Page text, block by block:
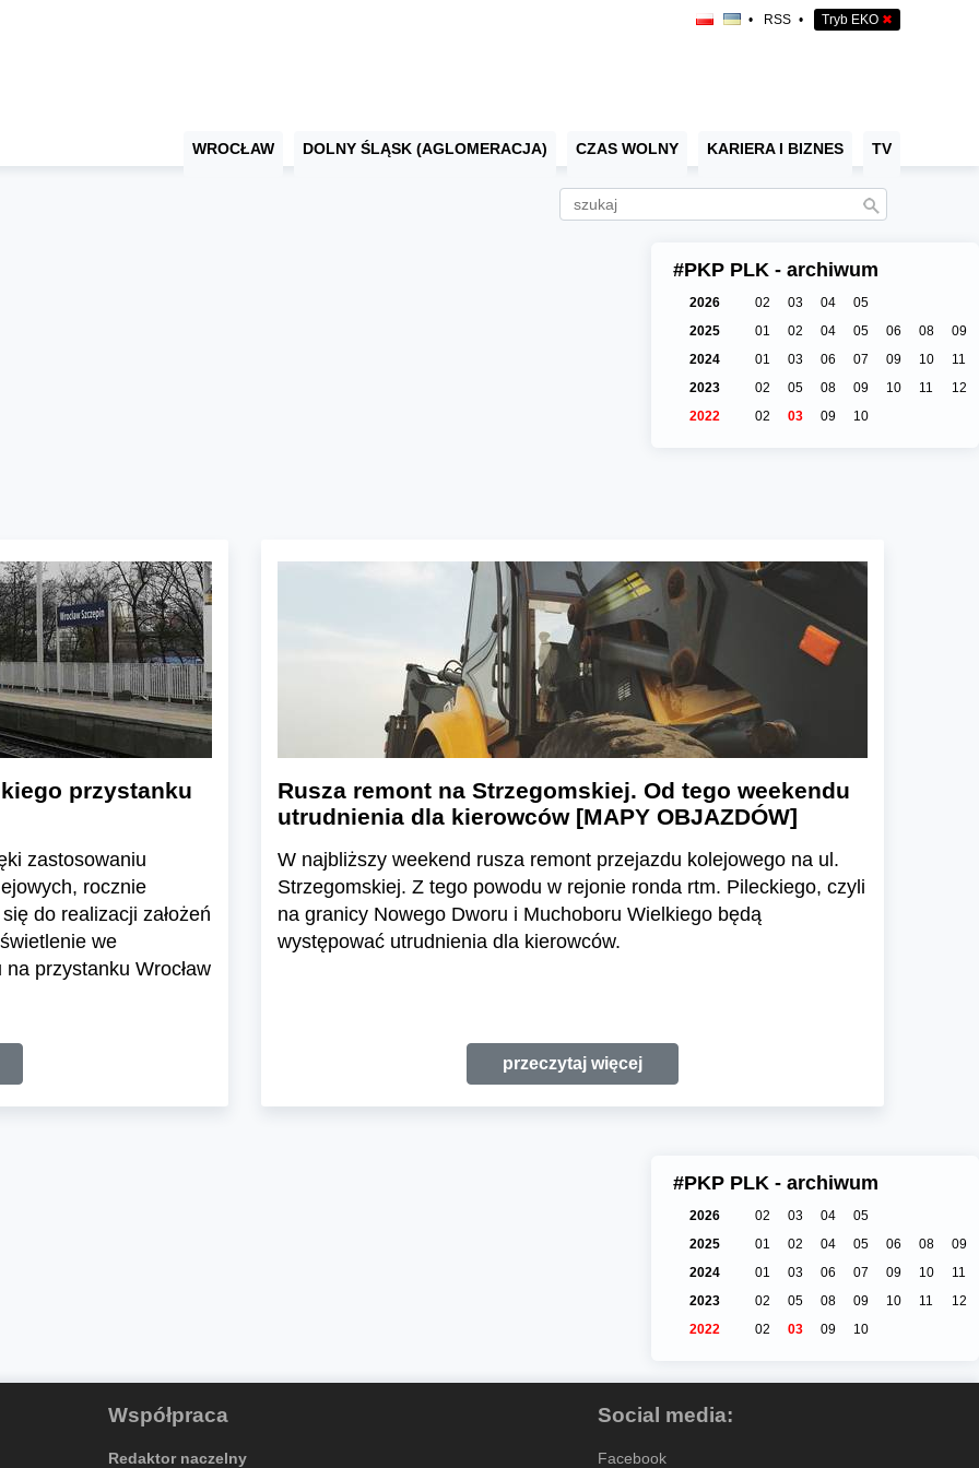
• RSS • Tryb EKO ✖
WROCŁAW DOLNY ŚLĄSK (AGLOMERACJA) CZAS WOLNY KARIERA I BIZNES TV
#PKP PLK - archiwum
2026 02 03 04
05
2025
01 02 04 05 06 08
09
2024
01 03 06 07 09 10
11
2023
02 05 08 09 10 11
12
2022
02 03 09 10
przystanku
zastosowaniu
rocznie
do realizacji założeń
we
przystanku Wrocław
Rusza remont na Strzegomskiej. Od tego weekendu
utrudnienia dla kierowców [MAPY OBJAZDÓW]
W najbliższy weekend rusza remont przejazdu kolejowego na ul.
Strzegomskiej. Z tego powodu w rejonie ronda rtm. Pileckiego, czyli
na granicy Nowego Dworu i Muchoboru Wielkiego będą
występować utrudnienia dla kierowców.
przeczytaj więcej
#PKP PLK - archiwum
2026 02 03 04
05
2025
01 02 04 05 06 08
09
2024
01 03 06 07 09 10
11
2023
02 05 08 09 10 11
12
2022
02 03 09 10
Współpraca
Redaktor naczelny
Social media:
Facebook